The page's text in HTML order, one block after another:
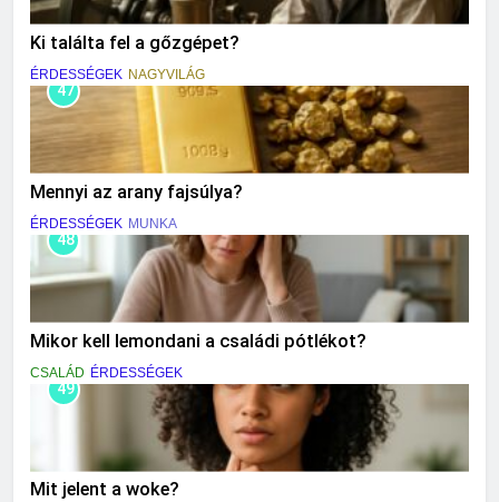
Ki találta fel a gőzgépet?
ÉRDESSÉGEK NAGYVILÁG
47
Mennyi az arany fajsúlya?
ÉRDESSÉGEK MUNKA
48
Mikor kell lemondani a családi pótlékot?
CSALÁD ÉRDESSÉGEK
49
Mit jelent a woke?